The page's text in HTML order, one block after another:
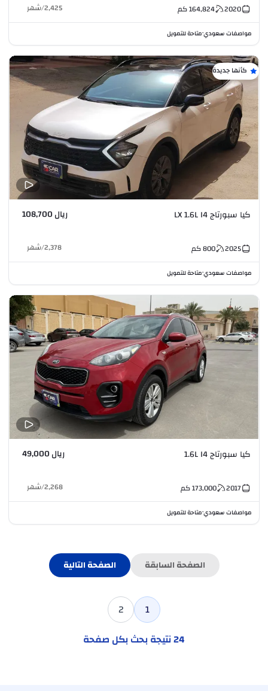
2020
164,824كم 2,425
/شهر
مواصفات سعودي•متاحة للتمويل
كأنها جديدة
كيا سبورتاج LX 1.6L I4 ريال 108,700
2025
800كم 2,378
/شهر
مواصفات سعودي•متاحة للتمويل
كيا سبورتاج 1.6L I4 ريال 49,000
2017
173,000كم 2,268
/شهر
مواصفات سعودي•متاحة للتمويل
الصفحة السابقة الصفحة التالية
1
2
24نتيجة بحث بكل صفحة